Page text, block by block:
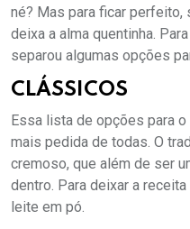
né? Mas para ficar perfeito,
deixa a alma quentinha.
separou algumas opções
CLÁSSICOS
Essa lista de opções para
mais pedida de todas. O
cremoso, que além de ser
dentro. Para deixar a
leite em pó.